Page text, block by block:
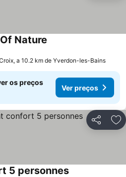
Nature
a 10.2 km de Yverdon-les-Bains
os preços
Ver preços
Partilhar
5 personnes